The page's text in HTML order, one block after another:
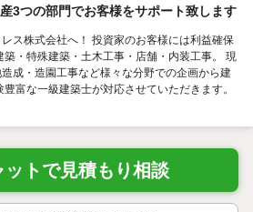
3つの部門でお客様をサポート致します
ス株式会社へ！ 投資家のお客様には利益確保
・特殊建築・土木工事・店舗・内装工事。 現
成・造園工事など様々な分野での企画から建
富な一級建築士が対応させていただきます。
ットで見積もり相談